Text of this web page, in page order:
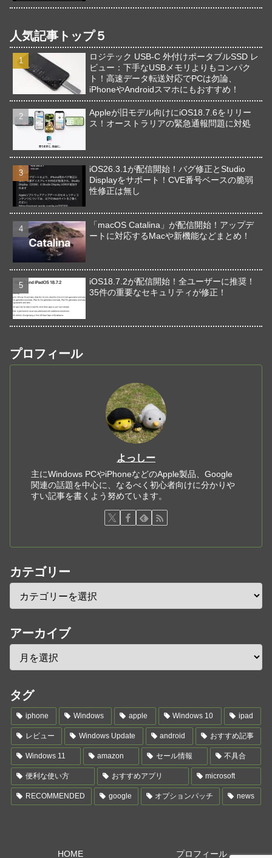
人気記事トップ５
ロジテック USB-C 外付けポータブルSSD レ
ビュー：下手なUSBメモリよりもコンパク
ト！高速データ転送対応でPCは勿論、
iPhoneやAndroidスマホにもおすすめ！
Appleが旧モデル向けにiOS18.7.6をリリー
ス！オーストラリアの緊急通報問題に対処
iOS26.3.1が配信開始！バグ修正とStudio
Displayをサポート！CVE番号ベースの脆弱
性修正は無し
「macOS Catalina」が配信開始！アップデ
ートに対応するMacや新機能などまとめ！
iOS18.7.2が配信開始！全ユーザーに推奨！
35件の重要なセキュリティが修正！
プロフィール
よっしー
主にWindows PCやiPhoneなどのApple製品、Google
関連の話題を中心に、なるべく初心者向けに分かりや
すい記事を書くよう努めています。
カテゴリー
アーカイブ
タグ
iphone Windows apple Windows 10 ipad
レビュー Windows Update android おすすめ記事
Windows 11 amazon セール情報 不具合
便利な使い方 おすすめアプリ microsoft
RECOMMENDED google オプションパッチ news
HOME プロフィール